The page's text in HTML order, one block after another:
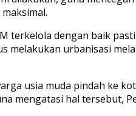
terkelola dengan baik
melakukan urbanisasi
usia muda pindah ke
mengatasi hal tersebut,